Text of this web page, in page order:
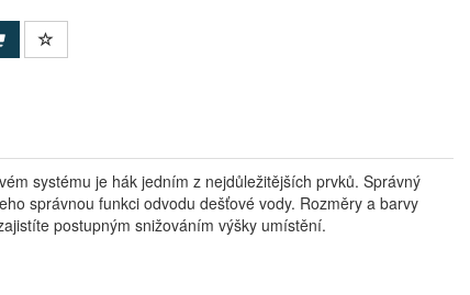
systému je hák jedním z nejdůležitějších prvků. Správný
správnou funkci odvodu dešťové vody. Rozměry a barvy
postupným snižováním výšky umístění.